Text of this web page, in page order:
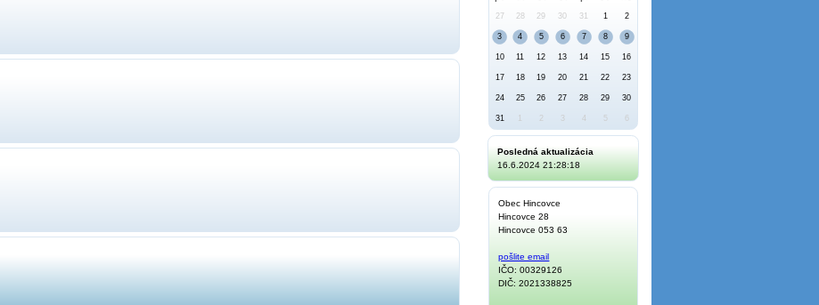
27 28 29 30 31 1 2
3 4 5 6 7 8 9
10 11 12 13 14 15 16
17 18 19 20 21 22 23
24 25 26 27 28 29 30
31 2 3 4 5 6
Posledná aktualizácia
16.6.2024 21:28:18
Obec Hincovce
Hincovce 28
Hincovce 053 63
pošlite email
IČO: 00329126
DIČ: 2021338825